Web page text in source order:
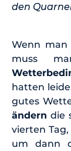
den
Wenn man
muss
hatten
gutes
ändern die
vierten
um dann